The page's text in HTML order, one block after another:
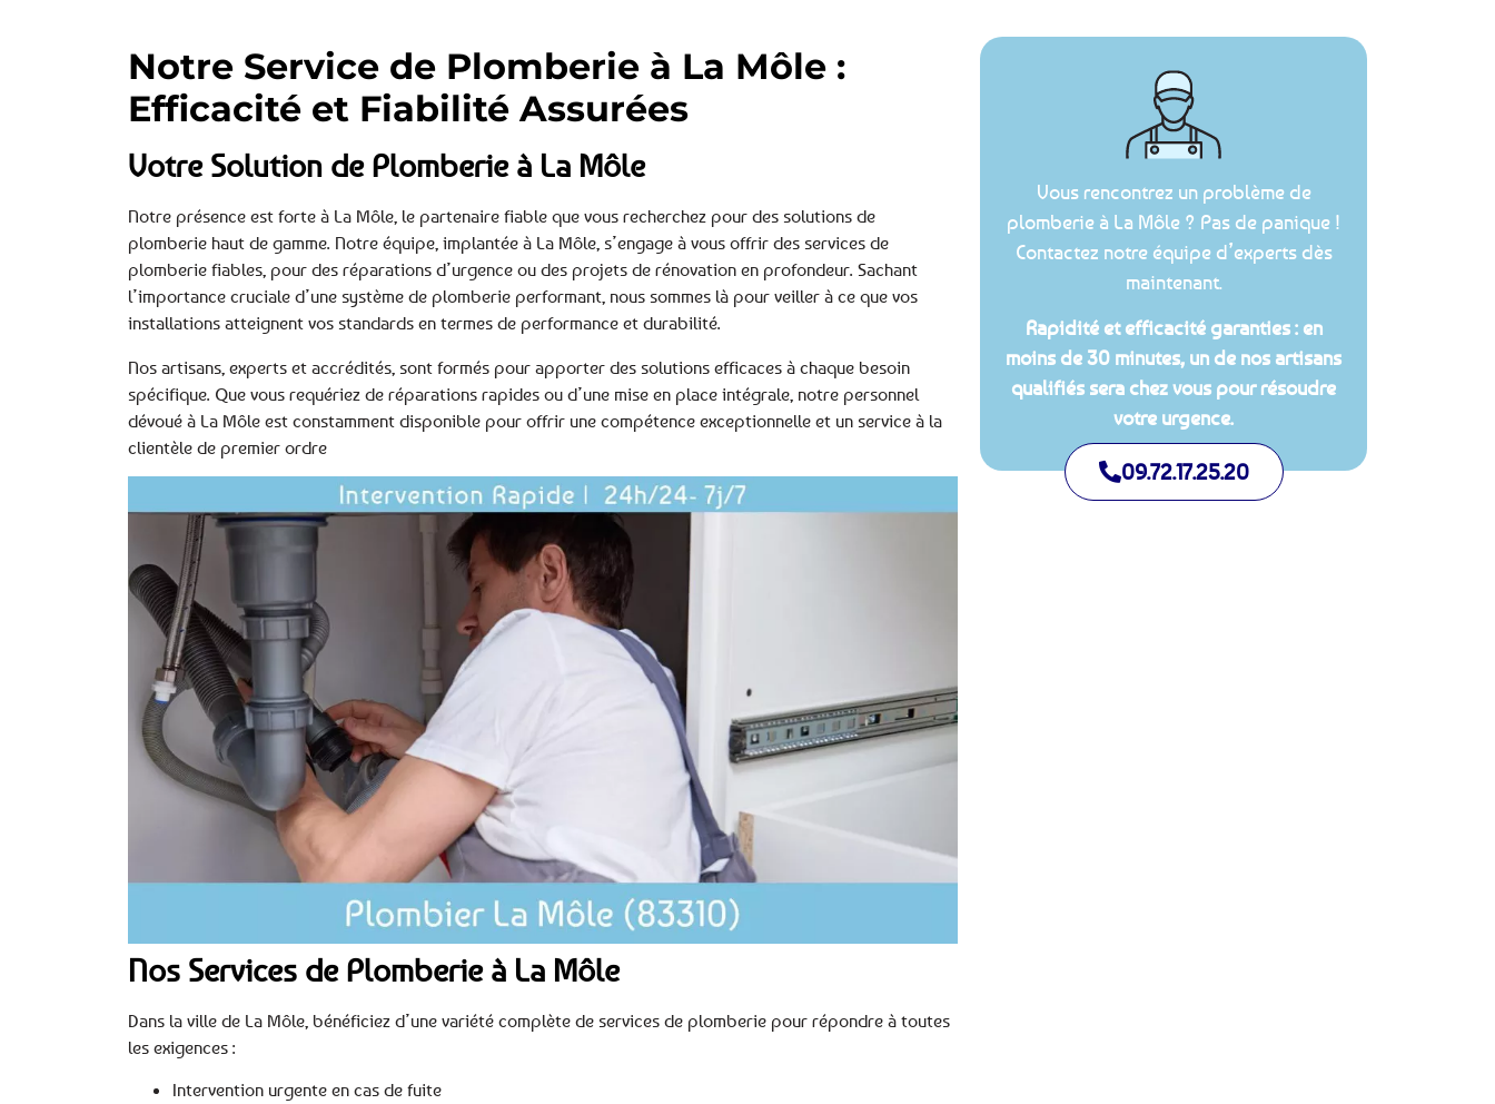
Notre Service de Plomberie à La Môle :
Efficacité et Fiabilité Assurées
Votre Solution de Plomberie à La Môle
Notre présence est forte à La Môle, le partenaire fiable que vous recherchez pour des solutions de
plomberie haut de gamme. Notre équipe, implantée à La Môle, s’engage à vous offrir des services de
plomberie fiables, pour des réparations d’urgence ou des projets de rénovation en profondeur. Sachant
l’importance cruciale d’une système de plomberie performant, nous sommes là pour veiller à ce que vos
installations atteignent vos standards en termes de performance et durabilité.
Nos artisans, experts et accrédités, sont formés pour apporter des solutions efficaces à chaque besoin
spécifique. Que vous requériez de réparations rapides ou d’une mise en place intégrale, notre personnel
dévoué à La Môle est constamment disponible pour offrir une compétence exceptionnelle et un service à la
clientèle de premier ordre
Nos Services de Plomberie à La Môle
Dans la ville de La Môle, bénéficiez d’une variété complète de services de plomberie pour répondre à toutes
les exigences :
Intervention urgente en cas de fuite
Vous rencontrez un problème de
plomberie à La Môle ? Pas de panique !
Contactez notre équipe d’experts dès
maintenant.
Rapidité et efficacité garanties : en
moins de 30 minutes, un de nos artisans
qualifiés sera chez vous pour résoudre
votre urgence.
09.72.17.25.20